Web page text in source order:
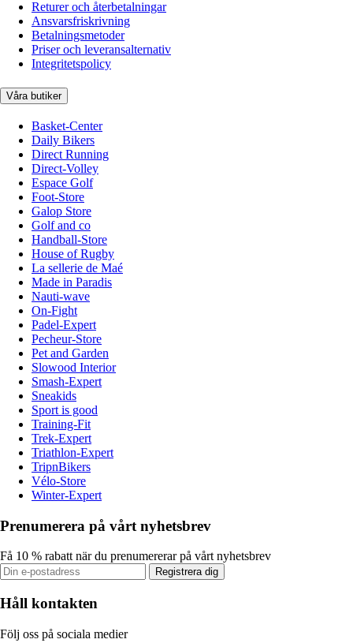
Returer och återbetalningar
Ansvarsfriskrivning
Betalningsmetoder
Priser och leveransalternativ
Integritetspolicy
Våra butiker
Basket-Center
Daily Bikers
Direct Running
Direct-Volley
Espace Golf
Foot-Store
Galop Store
Golf and co
Handball-Store
House of Rugby
La sellerie de Maé
Made in Paradis
Nauti-wave
On-Fight
Padel-Expert
Pecheur-Store
Pet and Garden
Slowood Interior
Smash-Expert
Sneakids
Sport is good
Training-Fit
Trek-Expert
Triathlon-Expert
TripnBikers
Vélo-Store
Winter-Expert
Prenumerera på vårt nyhetsbrev
Få 10 % rabatt när du prenumererar på vårt nyhetsbrev
Registrera dig
Håll kontakten
Följ oss på sociala medier